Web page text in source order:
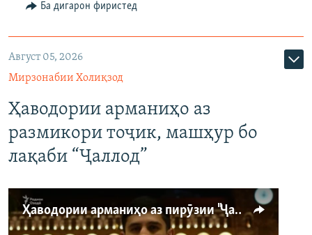
Ба дигарон фиристед
Август 05, 2026
Мирзонабии Холиқзод
Ҳаводории арманиҳо аз
размикори тоҷик, машҳур бо
лақаби “Ҷаллод”
Ҳаводории арманиҳо аз пирӯзии "Ҷаллод"-и тоҷик